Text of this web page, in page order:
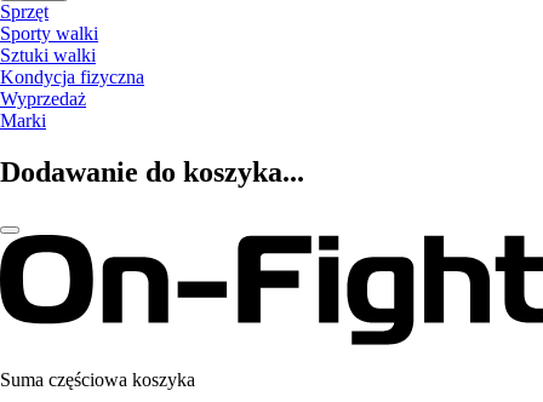
Sprzęt
Sporty walki
Sztuki walki
Kondycja fizyczna
Wyprzedaż
Marki
Dodawanie do koszyka...
Suma częściowa koszyka